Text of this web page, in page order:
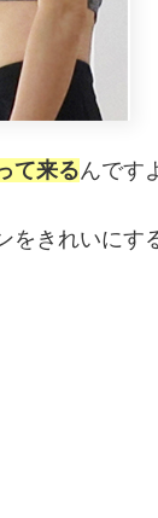
て来るんです
をきれいにす